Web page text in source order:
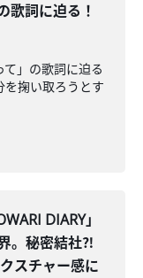
歌詞に迫る！
」の歌詞に迫る
掬い取ろうとす
DIARY」
。秘密結社⁈
スチャー感に